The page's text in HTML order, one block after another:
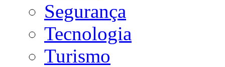
Segurança
Tecnologia
Turismo